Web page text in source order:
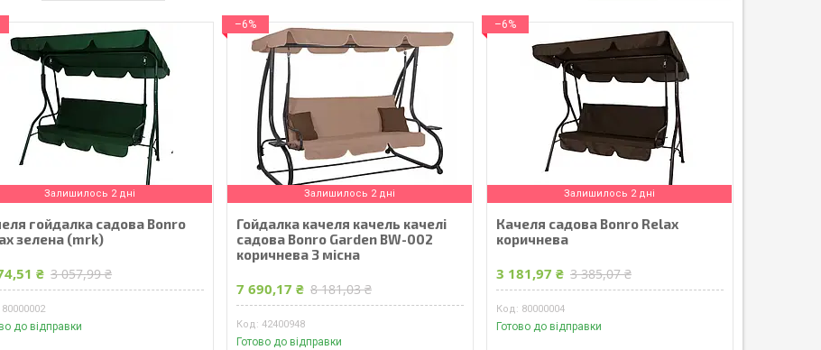
Залишилось 2 дні
гойдалка садова Bonro
зелена (mrk)
₴ 3 057,99 ₴
80000002
до відправки
–6%
Залишилось 2 дні
Гойдалка качеля качель качелі
садова Bonro Garden BW-002
коричнева 3 місна
7 690,17 ₴ 8 181,03 ₴
42400948
Готово до відправки
–6%
Залишилось 2 дні
Качеля садова Bonro Relax
коричнева
3 181,97 ₴ 3 385,07 ₴
80000004
Готово до відправки